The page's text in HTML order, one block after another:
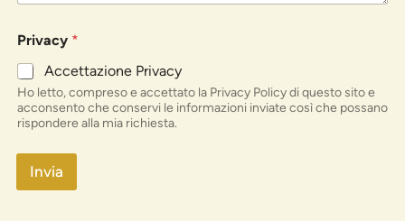
Privacy *
Accettazione Privacy
Ho letto, compreso e accettato la Privacy Policy di questo sito e
acconsento che conservi le informazioni inviate così che possano
rispondere alla mia richiesta.
Invia